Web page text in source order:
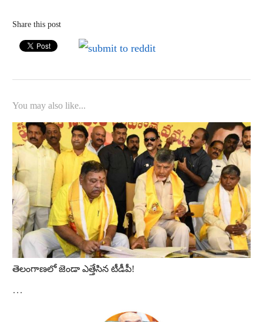
Share this post
You may also like...
తెలంగాణలో జెండా ఎత్తేసిన టీడీపీ!
…